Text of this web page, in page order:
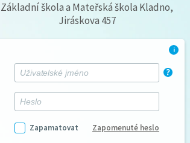
Základní škola a Mateřská škola Kladno,
Jiráskova 457
i
Zapamatovat Zapomenuté heslo